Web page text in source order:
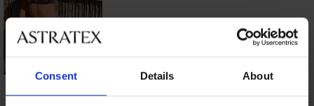
Consent Details About
Бански костюм от
две части Vacanze